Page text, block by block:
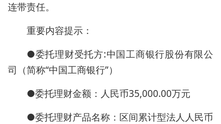
连带责任。
重要内容提示：
●委托理财受托方:中国工商银行股份有限公
司（简称“中国工商银行”）
●委托理财金额：人民币35,000.00万元
●委托理财产品名称：区间累计型法人人民币